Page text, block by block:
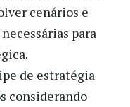
cenários e
para
de estratégia
considerando